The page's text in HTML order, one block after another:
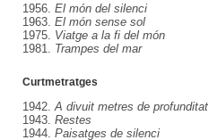
1956. El món del silenci
1963. El món sense sol
1975. Viatge a la fi del món
1981.
Trampes del mar
Curtmetratges
1942. A divuit metres de profunditat
1943. Restes
1944. Paisatges de silenci